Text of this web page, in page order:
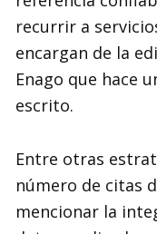
recurrir a
encargan de la
Enago que hace
escrito.
Entre otras
número de citas
mencionar la